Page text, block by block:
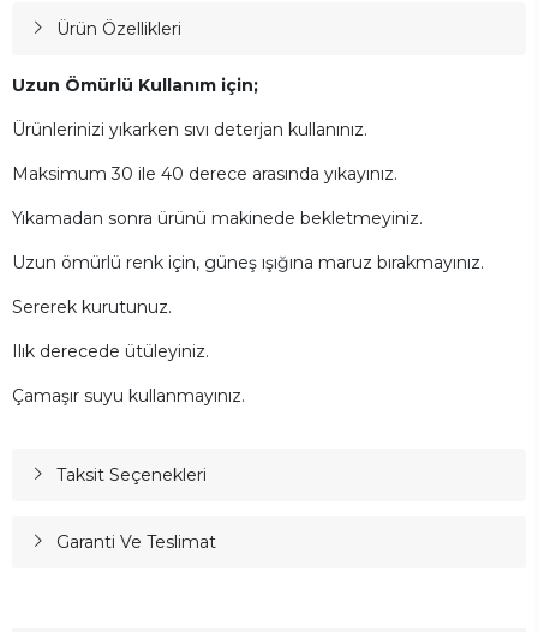
Ürün Özellikleri
Uzun Ömürlü Kullanım için;
Ürünlerinizi yıkarken sıvı deterjan kullanınız.
Maksimum 30 ile 40 derece arasında yıkayınız.
Yıkamadan sonra ürünü makinede bekletmeyiniz.
Uzun ömürlü renk için, güneş ışığına maruz bırakmayınız.
Sererek kurutunuz.
Ilık derecede ütüleyiniz.
Çamaşır suyu kullanmayınız.
Taksit Seçenekleri
Garanti Ve Teslimat